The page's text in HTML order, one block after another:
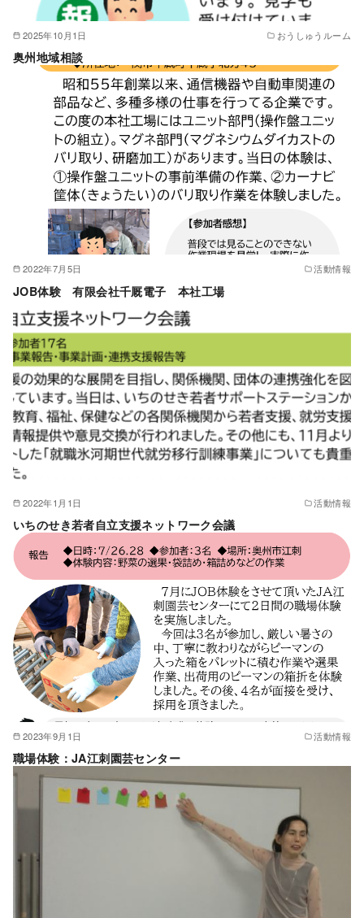
2025年10月1日 おうしゅうルーム
奥州地域相談
2022年7月5日 活動情報
JOB体験 有限会社千厩電子 本社工場
2022年1月1日 活動情報
いちのせき若者自立支援ネットワーク会議
2023年9月1日 活動情報
職場体験：JA江刺園芸センター